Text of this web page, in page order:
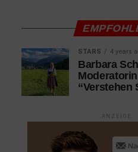
STARS 4 years
Barbara
“Verstehen
ANZEIGE